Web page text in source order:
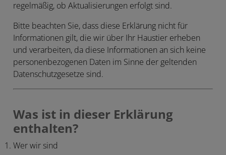
regelmäßig, ob Aktualisierungen erfolgt sind.
Bitte beachten Sie, dass diese Erklärung nicht für
Informationen gilt, die wir über Ihr Haustier erheben
und verarbeiten, da diese Informationen an sich keine
personenbezogenen Daten im Sinne der geltenden
Datenschutzgesetze sind.
Was ist in dieser Erklärung
enthalten?
Wer wir sind